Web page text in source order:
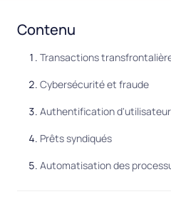
Contenu
Transactions
Cybersécurité et fraude
Authentification d'utilisateur
Prêts syndiqués
Automatisation des